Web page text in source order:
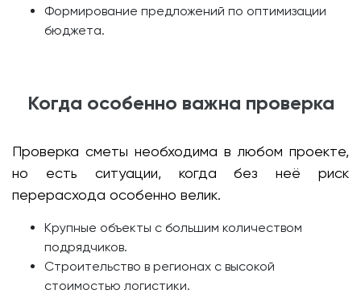
Формирование предложений по оптимизации
бюджета.
Когда особенно важна проверка
Проверка сметы необходима в любом проекте,
но есть ситуации, когда без неё риск
перерасхода особенно велик.
Крупные объекты с большим количеством
подрядчиков.
Строительство в регионах с высокой
стоимостью логистики.